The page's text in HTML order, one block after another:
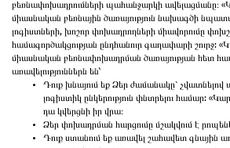
Նորություններ
բեռնափոխադրումների պահանջարկի ավելացմանը։
միասնական բեռնային ծառայություն նախագծի
լոգիստների, խոշոր փոխադրողների միավորումը
համագործակցության ընդհանուր գաղափարի շուրջ:
միասնական բեռնափոխադրման ծառայության հետ
առավելություններն են՝
Դուք խնայում եք Ձեր ժամանակը`
լոգիստիկ ընկերություն փնտրելու համար:
դա կվերցնի իր վրա։
Ձեր փոխադրման հարցումը մշակվում է
Դուք ստանում եք առավել շահավետ գնային